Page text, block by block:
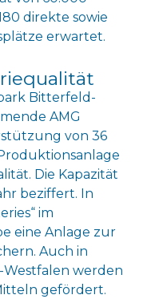
direkte sowie
erwartet.
Bitterfeld-
AMG
von 36
Die Kapazität
beziffert. In
im
eine Anlage zur
Auch in
Westfalen werden
gefördert.